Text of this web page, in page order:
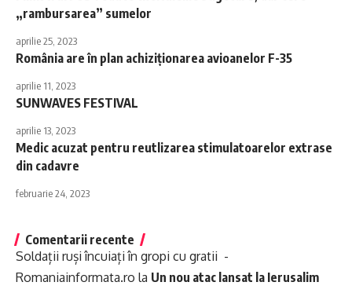
„rambursarea” sumelor
aprilie 25, 2023
România are în plan achiziționarea avioanelor F-35
aprilie 11, 2023
SUNWAVES FESTIVAL
aprilie 13, 2023
Medic acuzat pentru reutlizarea stimulatoarelor extrase
din cadavre
februarie 24, 2023
Comentarii recente
Soldații ruși încuiați în gropi cu gratii -
Romaniainformata.ro la Un nou atac lansat la Ierusalim